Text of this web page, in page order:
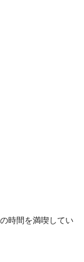
時間を満喫してい